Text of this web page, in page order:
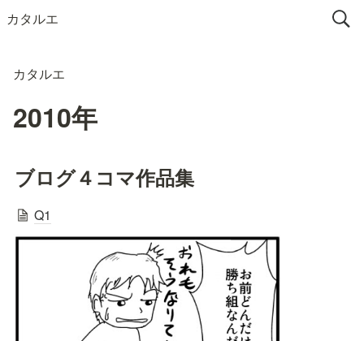
カタルエ
カタルエ
2010年
ブログ４コマ作品集
Q1